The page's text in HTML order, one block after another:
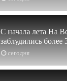
сегодня
С начала лета На
заблудились более